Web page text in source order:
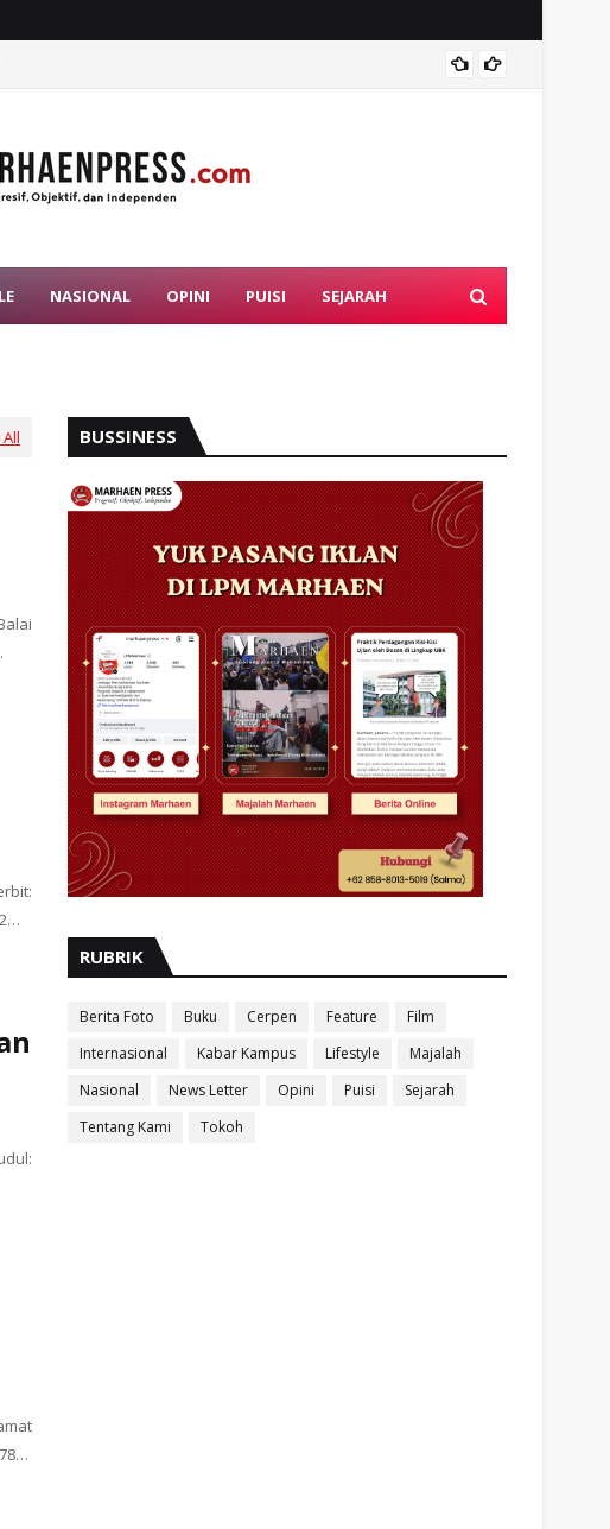
NASIONAL OPINI PUISI SEJARAH
BUSSINESS
RUBRIK
Berita Foto Buku Cerpen Feature
Film
Internasional
Kabar Kampus Lifestyle
Majalah
Nasional
News Letter Opini Puisi
Sejarah
Tentang Kami
Tokoh